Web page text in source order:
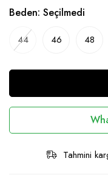
Beden: Seçilmedi
44 46 48
Tahmini